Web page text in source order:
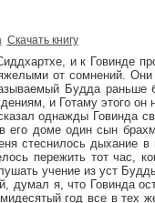
Скачать книгу
и к Говинде
от сомнений.
Будда
и Готаму этого он
однажды Говинда
его доме один сын
стеснилось
пережить тот час,
учение из уст
я, что Говинда
год все в тех